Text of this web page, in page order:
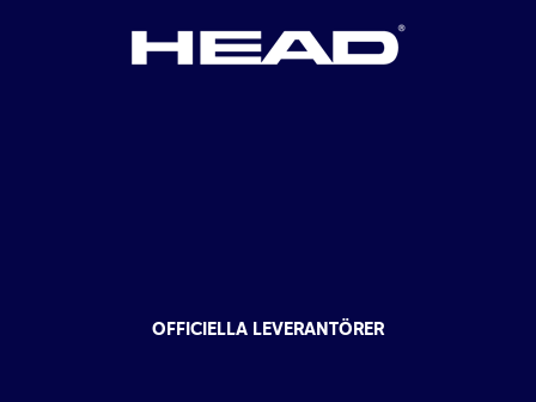
OFFICIELLA LEVERANTÖRER